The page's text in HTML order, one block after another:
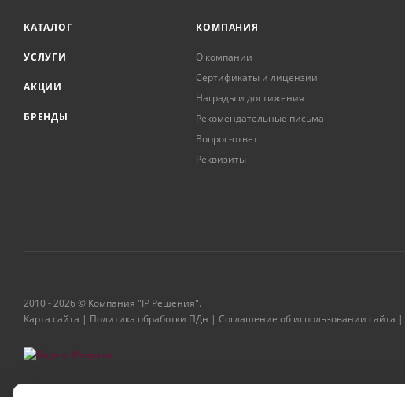
КАТАЛОГ
УСЛУГИ
АКЦИИ
БРЕНДЫ
КОМПАНИЯ
О компании
Сертификаты и лицензии
Награды и достижения
Рекомендательные письма
Вопрос-ответ
Реквизиты
2010 - 2026 © Компания "IP Решения".
Карта сайта | Политика обработки ПДн | Соглашение об использовании сайта |